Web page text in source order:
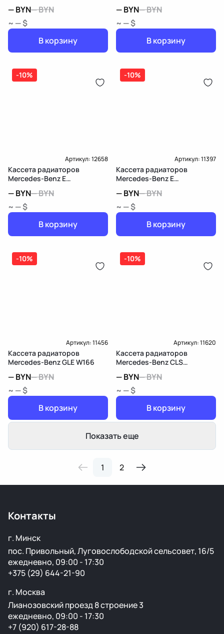
—BYN—BYN
~ — $
В корзину
—BYN—BYN
~ — $
В корзину
-10%
Артикул:12658
Кассета радиаторов
Mercedes-Benz E
—BYN—BYN
~ — $
В корзину
-10%
Артикул:11397
Кассета радиаторов
Mercedes-Benz E
—BYN—BYN
~ — $
В корзину
-10%
Артикул:11456
Кассета радиаторов
Mercedes-Benz GLE W166
—BYN—BYN
~ — $
В корзину
-10%
Артикул:11620
Кассета радиаторов
Mercedes-Benz CLS
—BYN—BYN
~ — $
В корзину
Показать еще
1 2
Контакты
г. Минск
пос. Привольный, Луговослободской сельсовет, 16/5
ежедневно, 09:00 - 17:30
+375 (29) 644-21-90
г. Москва
Лианозовский проезд 8 строение 3
ежедневно, 09:00 - 17:30
+7 (920) 617-28-88